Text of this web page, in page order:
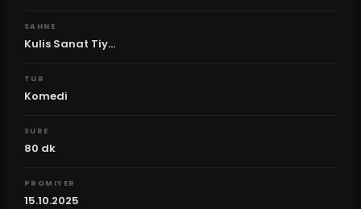
SAHNE
Kulis Sanat Tiy...
TUR
Komedi
SURE
80 dk
PROMIYER
15.10.2025